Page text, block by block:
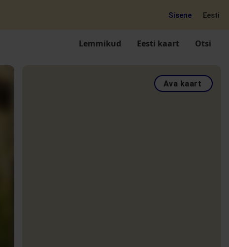
Sisene Eesti
Lemmikud Eesti kaart Otsi
Ava kaart